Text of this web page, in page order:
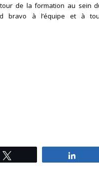
de la formation au sein
bravo à l’équipe et à